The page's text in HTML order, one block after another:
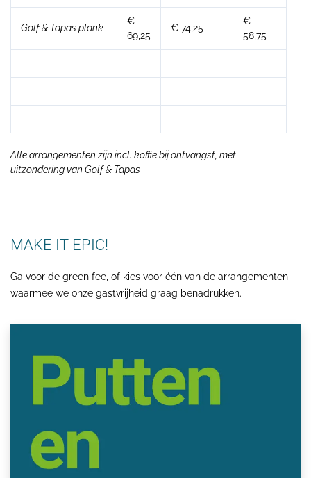
Golf & Tapas plank
€
69,25
€ 74,25
€
58,75
Alle arrangementen zijn incl. koffie bij ontvangst, met
uitzondering van Golf & Tapas
MAKE IT EPIC!
Ga voor de green fee, of kies voor één van de arrangementen
waarmee we onze gastvrijheid graag benadrukken.